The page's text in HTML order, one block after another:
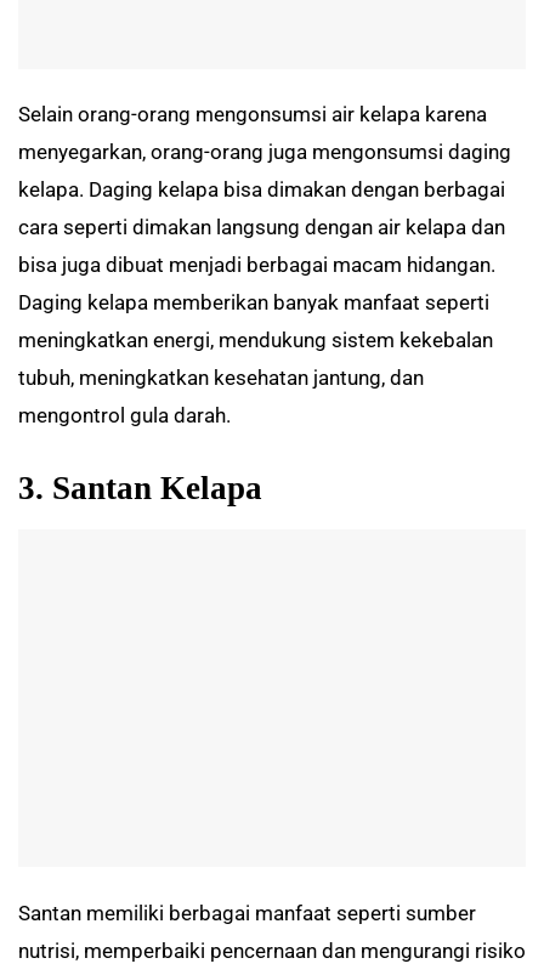
Selain orang-orang mengonsumsi air kelapa karena
menyegarkan, orang-orang juga mengonsumsi daging
kelapa. Daging kelapa bisa dimakan dengan berbagai
cara seperti dimakan langsung dengan air kelapa dan
bisa juga dibuat menjadi berbagai macam hidangan.
Daging kelapa memberikan banyak manfaat seperti
meningkatkan energi, mendukung sistem kekebalan
tubuh, meningkatkan kesehatan jantung, dan
mengontrol gula darah.
3. Santan Kelapa
Santan memiliki berbagai manfaat seperti sumber
nutrisi, memperbaiki pencernaan dan mengurangi risiko